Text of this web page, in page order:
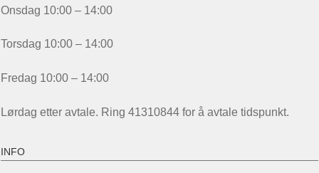
Onsdag 10:00 – 14:00
Torsdag 10:00 – 14:00
Fredag 10:00 – 14:00
Lørdag etter avtale. Ring 41310844 for å avtale tidspunkt.
INFO